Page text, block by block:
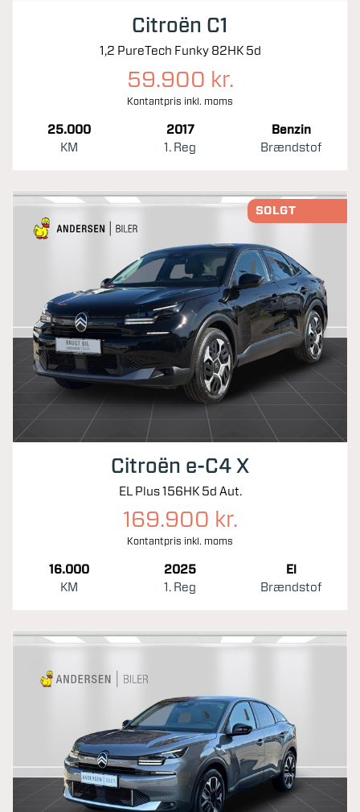
Citroën C1
1,2 PureTech Funky 82HK 5d
59.900 kr.
Kontantpris inkl. moms
25.000
KM
2017
1. Reg
Benzin
Brændstof
SOLGT
Citroën e-C4 X
EL Plus 156HK 5d Aut.
169.900 kr.
Kontantpris inkl. moms
16.000
KM
2025
1. Reg
El
Brændstof